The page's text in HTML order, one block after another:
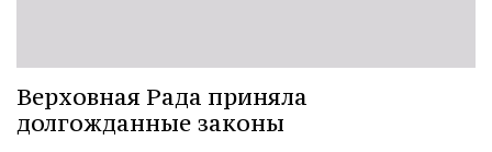
Верховная Рада приняла
долгожданные законы